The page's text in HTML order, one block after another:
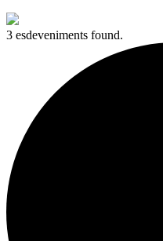
3 esdeveniments found.